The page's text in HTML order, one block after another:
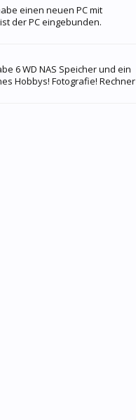
einen neuen PC mit
der PC eingebunden.
6 WD NAS Speicher und ein
Hobbys! Fotografie! Rechner